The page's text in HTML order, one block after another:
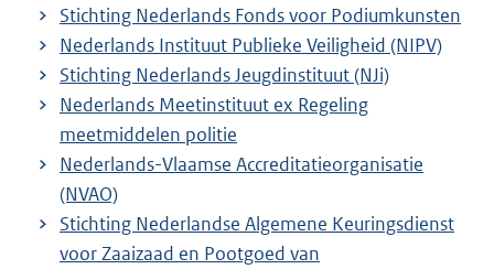
Stichting Nederlands Fonds voor Podiumkunsten
Nederlands Instituut Publieke Veiligheid (NIPV)
Stichting Nederlands Jeugdinstituut (NJi)
Nederlands Meetinstituut ex Regeling
meetmiddelen politie
Nederlands-Vlaamse Accreditatieorganisatie
(NVAO)
Stichting Nederlandse Algemene Keuringsdienst
voor Zaaizaad en Pootgoed van